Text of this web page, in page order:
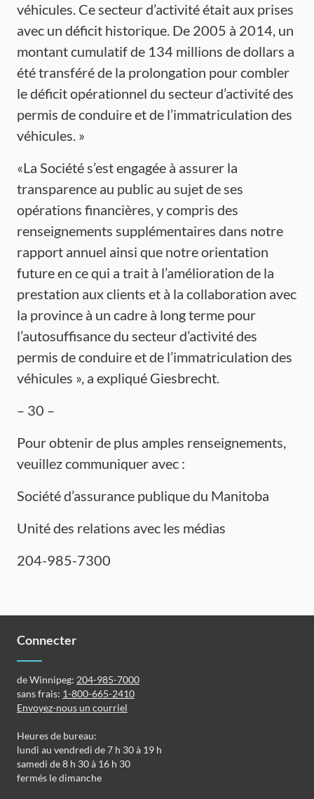
véhicules. Ce secteur d’activité était aux prises
avec un déficit historique. De 2005 à 2014, un
montant cumulatif de 134 millions de dollars a
été transféré de la prolongation pour combler
le déficit opérationnel du secteur d’activité des
permis de conduire et de l’immatriculation des
véhicules. »
«La Société s’est engagée à assurer la
transparence au public au sujet de ses
opérations financières, y compris des
renseignements supplémentaires dans notre
rapport annuel ainsi que notre orientation
future en ce qui a trait à l’amélioration de la
prestation aux clients et à la collaboration avec
la province à un cadre à long terme pour
l’autosuffisance du secteur d’activité des
permis de conduire et de l’immatriculation des
véhicules », a expliqué Giesbrecht.
– 30 –
Pour obtenir de plus amples renseignements,
veuillez communiquer avec :
Société d’assurance publique du Manitoba
Unité des relations avec les médias
204-985-7300
Connecter
de Winnipeg: 204-985-7000
sans frais: 1-800-665-2410
Envoyez-nous un courriel
Heures de bureau:
lundi au vendredi de 7 h 30 à 19 h
samedi de 8 h 30 à 16 h 30
fermés le dimanche